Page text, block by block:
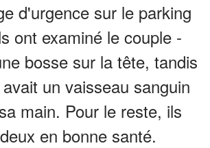
d'urgence sur le parking
ont examiné le couple -
bosse sur la tête, tandis
un vaisseau sanguin
main. Pour le reste, ils
en bonne santé.